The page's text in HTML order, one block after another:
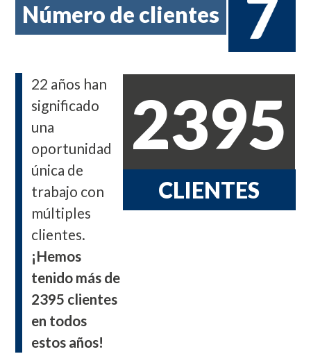
Número de clientes
22 años han
significado
una
oportunidad
única de
trabajo con
múltiples
clientes.
¡Hemos
tenido más de
2395 clientes
en todos
estos años!
2395
CLIENTES